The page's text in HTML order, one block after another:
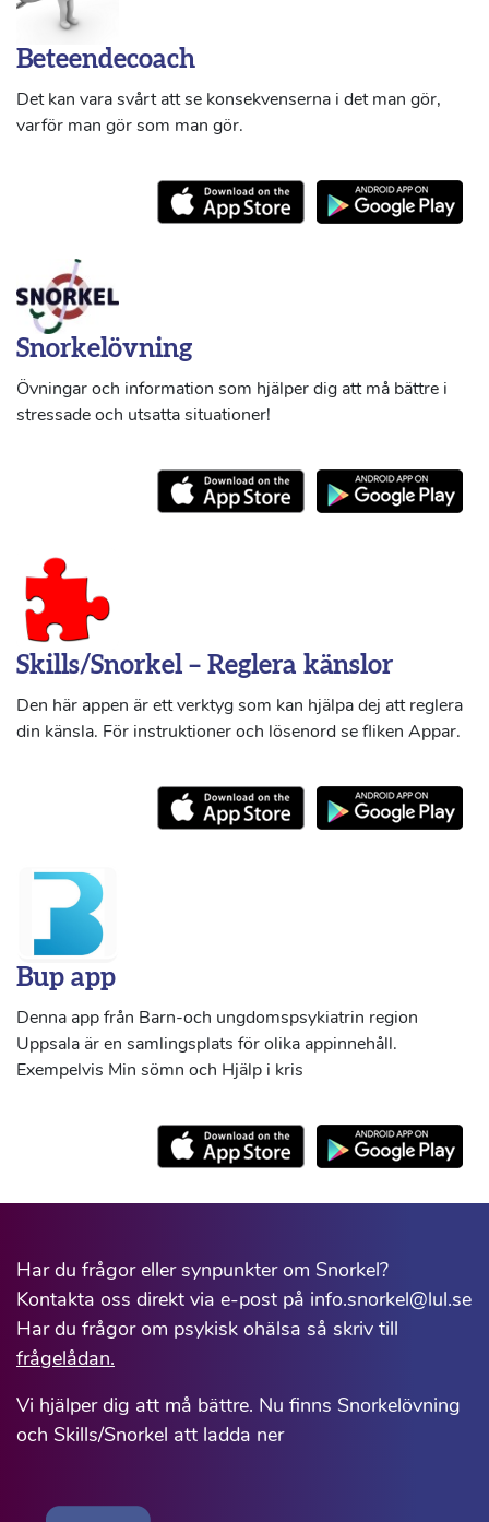
Beteendecoach
Det kan vara svårt att se konsekvenserna i det man gör,
varför man gör som man gör.
Snorkelövning
Övningar och information som hjälper dig att må bättre i
stressade och utsatta situationer!
Skills/Snorkel – Reglera känslor
Den här appen är ett verktyg som kan hjälpa dej att reglera
din känsla. För instruktioner och lösenord se fliken Appar.
Bup app
Denna app från Barn-och ungdomspsykiatrin region
Uppsala är en samlingsplats för olika appinnehåll.
Exempelvis Min sömn och Hjälp i kris
Har du frågor eller synpunkter om Snorkel?
Kontakta oss direkt via e-post på info.snorkel@lul.se
Har du frågor om psykisk ohälsa så skriv till
frågelådan.
Vi hjälper dig att må bättre. Nu finns Snorkelövning
och Skills/Snorkel att ladda ner